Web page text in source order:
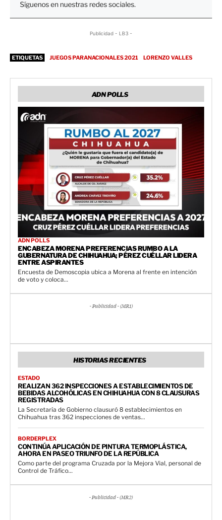
Síguenos en nuestras redes sociales.
Publicidad - LB3 -
ETIQUETAS JUEGOS PARANACIONALES 2021 LORENZO VALLES
ADN POLLS
ADN POLLS
ENCABEZA MORENA PREFERENCIAS RUMBO A LA
GUBERNATURA DE CHIHUAHUA; PÉREZ CUÉLLAR LIDERA
ENTRE ASPIRANTES
Encuesta de Demoscopia ubica a Morena al frente en intención
de voto y coloca...
- Publicidad - (MR1)
HISTORIAS RECIENTES
ESTADO
REALIZAN 362 INSPECCIONES A ESTABLECIMIENTOS DE
BEBIDAS ALCOHÓLICAS EN CHIHUAHUA CON 8 CLAUSURAS
REGISTRADAS
La Secretaría de Gobierno clausuró 8 establecimientos en
Chihuahua tras 362 inspecciones de ventas...
BORDERPLEX
CONTINÚA APLICACIÓN DE PINTURA TERMOPLÁSTICA,
AHORA EN PASEO TRIUNFO DE LA REPÚBLICA
Como parte del programa Cruzada por la Mejora Vial, personal de
Control de Tráfico...
- Publicidad - (MR2)